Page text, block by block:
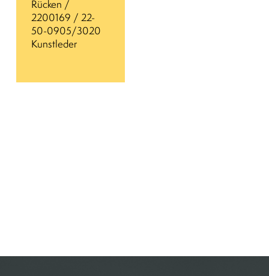
Rücken /
2200169 / 22-
50-0905/3020
Kunstleder